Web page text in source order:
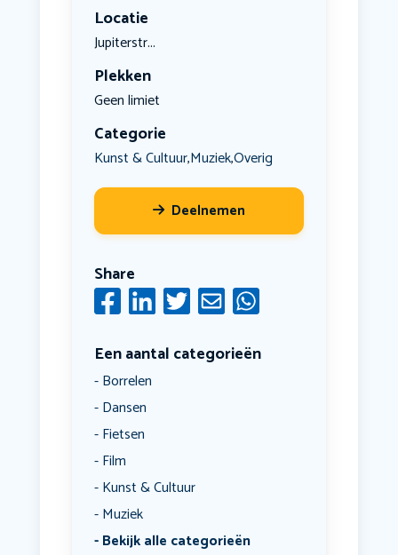
Locatie
Jupiterstr...
Plekken
Geen limiet
Categorie
Kunst & Cultuur,Muziek,Overig
Deelnemen
Share
Een aantal categorieën
Borrelen
Dansen
Fietsen
Film
Kunst & Cultuur
Muziek
Bekijk alle categorieën